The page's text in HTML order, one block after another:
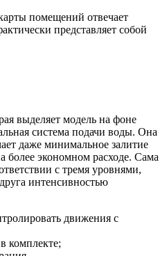
помещений отвечает
представляет собой
выделяет модель на фоне
система подачи воды. Она
даже минимальное залитие
более экономном расходе. Сама
с тремя уровнями,
интенсивностью
движения с
комплекте;